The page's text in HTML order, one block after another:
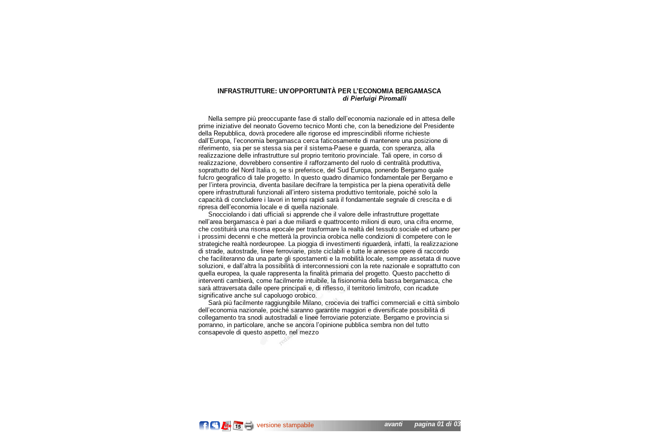
INFRASTRUTTURE: UN’OPPORTUNITÀ PER L’ECONOMIA BERGAMASCA
di Pierluigi Piromalli
Nella sempre più preoccupante fase di stallo dell’economia nazionale ed in attesa delle
prime iniziative del neonato Governo tecnico Monti che, con la benedizione del Presidente
della Repubblica, dovrà procedere alle rigorose ed imprescindibili riforme richieste
dall’Europa, l’economia bergamasca cerca faticosamente di mantenere una posizione di
riferimento, sia per se stessa sia per il sistema-Paese e guarda, con speranza, alla
realizzazione delle infrastrutture sul proprio territorio provinciale. Tali opere, in corso di
realizzazione, dovrebbero consentire il rafforzamento del ruolo di centralità produttiva,
soprattutto del Nord Italia o, se si preferisce, del Sud Europa, ponendo Bergamo quale
fulcro geografico di tale progetto. In questo quadro dinamico fondamentale per Bergamo e
per l’intera provincia, diventa basilare decifrare la tempistica per la piena operatività delle
opere infrastrutturali funzionali all’intero sistema produttivo territoriale, poiché solo la
capacità di concludere i lavori in tempi rapidi sarà il fondamentale segnale di crescita e di
ripresa dell’economia locale e di quella nazionale.
Snocciolando i dati ufficiali si apprende che il valore delle infrastrutture progettate
nell’area bergamasca è pari a due miliardi e quattrocento milioni di euro, una cifra enorme,
che costituirà una risorsa epocale per trasformare la realtà del tessuto sociale ed urbano per
i prossimi decenni e che metterà la provincia orobica nelle condizioni di competere con le
strategiche realtà nordeuropee. La pioggia di investimenti riguarderà, infatti, la realizzazione
di strade, autostrade, linee ferroviarie, piste ciclabili e tutte le annesse opere di raccordo
che faciliteranno da una parte gli spostamenti e la mobilità locale, sempre assetata di nuove
soluzioni, e dall’altra la possibilità di interconnessioni con la rete nazionale e soprattutto con
quella europea, la quale rappresenta la finalità primaria del progetto. Questo pacchetto di
interventi cambierà, come facilmente intuibile, la fisionomia della bassa bergamasca, che
sarà attraversata dalle opere principali e, di riflesso, il territorio limitrofo, con ricadute
significative anche sul capoluogo orobico.
Sarà più facilmente raggiungibile Milano, crocevia dei traffici commerciali e città simbolo
dell’economia nazionale, poiché saranno garantite maggiori e diversificate possibilità di
collegamento tra snodi autostradali e linee ferroviarie potenziate. Bergamo e provincia si
porranno, in particolare, anche se ancora l’opinione pubblica sembra non del tutto
consapevole di questo aspetto, nel mezzo
versione stampabile avantipagina 01 di 03